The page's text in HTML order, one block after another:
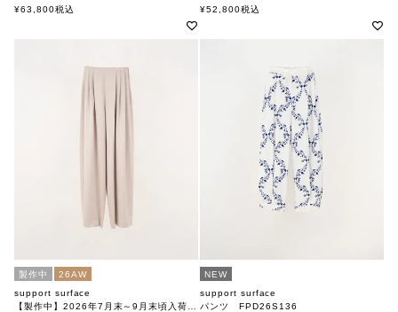
サポートサーフェス
¥63,800税込
サポートサーフェス
¥52,800税込
製作中
26AW
support surface
【製作中】2026年7月末～9月末頃入荷予定
NEW
support surface
パンツ FPD26S136